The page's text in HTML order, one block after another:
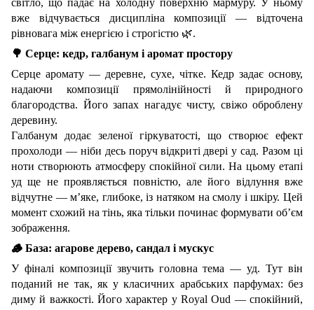
вже відчувається дисципліна композиції — відточена
рівновага між енергією і строгістю 🌿.
🌳 Серце: кедр, галбанум і аромат простору
Серце аромату — деревне, сухе, чітке. Кедр задає основу,
надаючи композиції прямолінійності й природного
благородства. Його запах нагадує чисту, свіжо оброблену
деревину.
Галбанум додає зеленої гіркуватості, що створює ефект
прохолоди — ніби десь поруч відкриті двері у сад. Разом ці
ноти створюють атмосферу спокійної сили. На цьому етапі
уд ще не проявляється повністю, але його відлуння вже
відчутне — м’яке, глибоке, із натяком на смолу і шкіру. Цей
момент схожий на тінь, яка тільки починає формувати об’єм
зображення.
🪵 База: агарове дерево, сандал і мускус
У фіналі композиції звучить головна тема —уд. Тут він
поданий не так, як у класичних арабських парфумах: без
диму й важкості. Його характер у Royal Oud — спокійний,